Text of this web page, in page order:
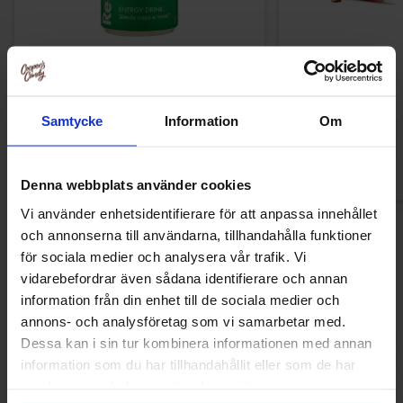
Samtycke Information Om
Denna webbplats använder cookies
Vi använder enhetsidentifierare för att anpassa innehållet
och annonserna till användarna, tillhandahålla funktioner
för sociala medier och analysera vår trafik. Vi
vidarebefordrar även sådana identifierare och annan
information från din enhet till de sociala medier och
annons- och analysföretag som vi samarbetar med.
Dessa kan i sin tur kombinera informationen med annan
information som du har tillhandahållit eller som de har
Tabby Chicken
50g
Nye produkter
Ny! Ny!